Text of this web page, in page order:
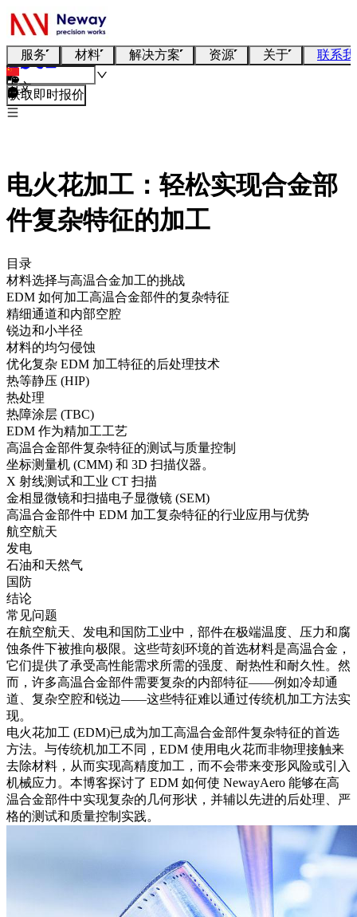
服务 材料 解决方案 资源 关于 联系
中文
获取即时报价
电火花加工：轻松实现合金部
件复杂特征的加工
目录
材料选择与高温合金加工的挑战
EDM 如何加工高温合金部件的复杂特征
精细通道和内部空腔
锐边和小半径
材料的均匀侵蚀
优化复杂 EDM 加工特征的后处理技术
热等静压 (HIP)
热处理
热障涂层 (TBC)
EDM 作为精加工工艺
高温合金部件复杂特征的测试与质量控制
坐标测量机 (CMM) 和 3D 扫描仪器。
X 射线测试和工业 CT 扫描
金相显微镜和扫描电子显微镜 (SEM)
高温合金部件中 EDM 加工复杂特征的行业应用与优势
航空航天
发电
石油和天然气
国防
结论
常见问题
在航空航天 发电和国防工业中，部件在极端温度、压力和腐
蚀条件下被推向极限。这些苛刻环境的首选材料是高温合金 ，
它们提供了承受高性能需求所需的强度、耐热性和耐久性。然
而，许多高温合金部件需要复杂的内部特征——例如冷却通
道、复杂空腔和锐边——这些特征难以通过传统机加工方法实
现。
电火花加工 (EDM)已成为加工高温合金部件复杂特征的首选
方法。与传统机加工不同，EDM 使用电火花而非物理接触来
去除材料，从而实现高精度加工，而不会带来变形风险或引入
机械应力。本博客探讨了 EDM 如何使 NewayAero 能够在高
温合金部件中实现复杂的几何形状，并辅以先进的后处理 、严
格的测试和质量控制实践。